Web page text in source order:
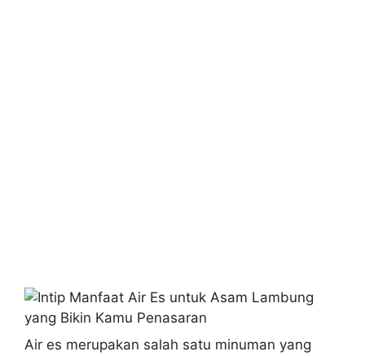
Air es merupakan salah satu minuman yang